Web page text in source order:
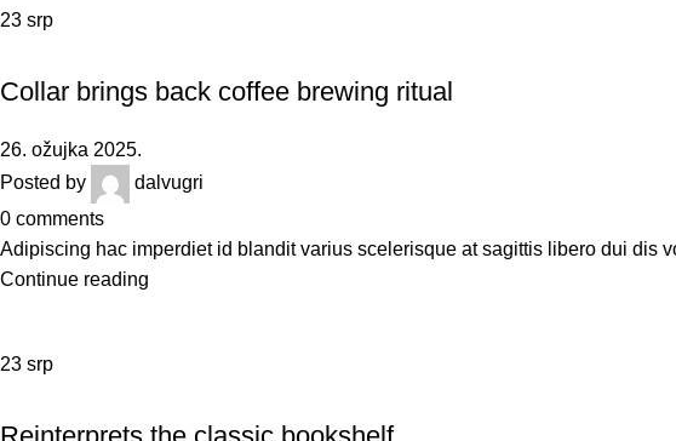
23 srp
Collar brings back coffee brewing ritual
26. ožujka 2025.
Posted by
dalvugri
0 comments
Adipiscing hac imperdiet id blandit varius scelerisque at sagittis libero dui dis
Continue reading
23 srp